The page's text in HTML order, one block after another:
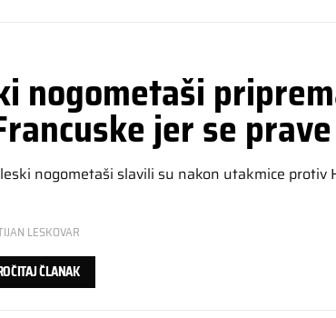
nogometaši
jer se
nogometaši slavili su nakon utakmice protiv
LESKOVAR
ČLANAK